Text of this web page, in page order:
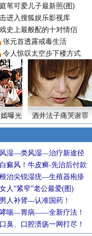
苇可爱儿子最新照(图)
进入搜狐娱乐影视库
史上最般配的十对情侣
张元首透露戒毒生活
令人惊叹太空步下楼方式
曝光 酒井法子痛哭谢罪